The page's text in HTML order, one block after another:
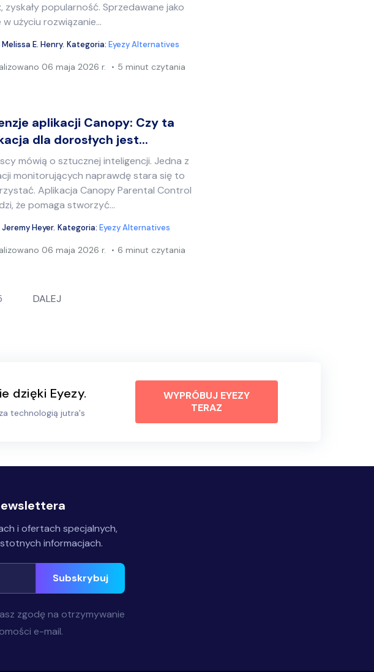
Kopiuj link
zyskały popularność. Sprzedawane jako
w użyciu rozwiązanie...
Melissa E. Henry. Kategoria:Eyezy Alternatives
06 maja 2026 r. 5 minut czytania
artykuł
aplikacji Canopy: Czy ta
dla dorosłych jest...
mówią o sztucznej inteligencji. Jedna z
monitorujących naprawdę stara się to
Aplikacja Canopy Parental Control
że pomaga stworzyć...
Jeremy Heyer. Kategoria:Eyezy Alternatives
06 maja 2026 r. 6 minut czytania
DALEJ
dzięki Eyezy.
technologią jutra's
WYPRÓBUJ EYEZY
TERAZ
i ofertach specjalnych,
informacjach.
Subskrybuj
zgodę na otrzymywanie
e-mail.